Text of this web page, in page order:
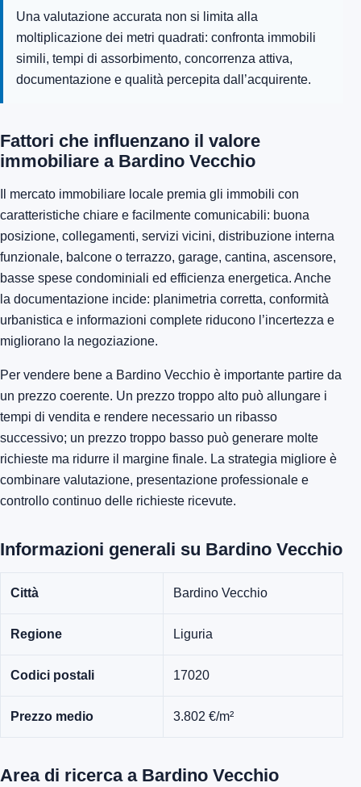
Una valutazione accurata non si limita alla
moltiplicazione dei metri quadrati: confronta immobili
simili, tempi di assorbimento, concorrenza attiva,
documentazione e qualità percepita dall’acquirente.
Fattori che influenzano il valore
immobiliare a Bardino Vecchio
Il mercato immobiliare locale premia gli immobili con
caratteristiche chiare e facilmente comunicabili: buona
posizione, collegamenti, servizi vicini, distribuzione interna
funzionale, balcone o terrazzo, garage, cantina, ascensore,
basse spese condominiali ed efficienza energetica. Anche
la documentazione incide: planimetria corretta, conformità
urbanistica e informazioni complete riducono l’incertezza e
migliorano la negoziazione.
Per vendere bene a Bardino Vecchio è importante partire da
un prezzo coerente. Un prezzo troppo alto può allungare i
tempi di vendita e rendere necessario un ribasso
successivo; un prezzo troppo basso può generare molte
richieste ma ridurre il margine finale. La strategia migliore è
combinare valutazione, presentazione professionale e
controllo continuo delle richieste ricevute.
Informazioni generali su Bardino Vecchio
Città Bardino Vecchio
Regione Liguria
Codici postali 17020
Prezzo medio 3.802 €/m²
Area di ricerca a Bardino Vecchio